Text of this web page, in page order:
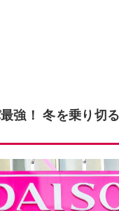
強！ 冬を乗り切